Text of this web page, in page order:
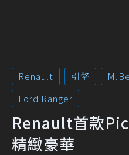
Renault 引擎
Ford Ranger
Renault首款
精緻豪華